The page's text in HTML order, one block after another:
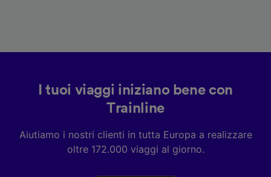
I tuoi viaggi iniziano bene con
Trainline
Aiutiamo i nostri clienti in tutta Europa a realizzare
oltre 172.000 viaggi al giorno.